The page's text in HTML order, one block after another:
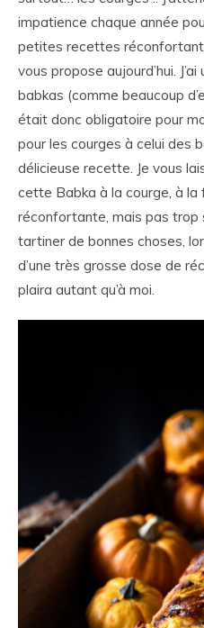
impatience chaque année
petites recettes
vous propose aujourd’hui.
babkas (comme beaucoup
était donc obligatoire pour
pour les courges à celui des
délicieuse recette. Je vous
cette Babka à la courge, à la
réconfortante, mais pas trop
tartiner de bonnes choses,
d’une très grosse dose de
plaira autant qu’à moi.